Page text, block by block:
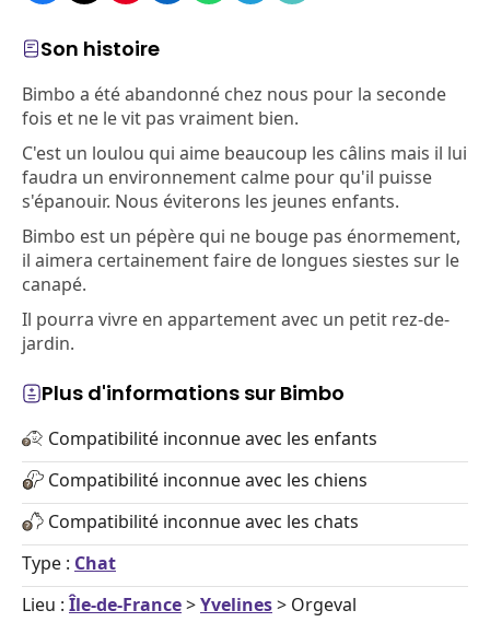
Son histoire
Bimbo a été abandonné chez nous pour la seconde
fois et ne le vit pas vraiment bien.
C'est un loulou qui aime beaucoup les câlins mais il lui
faudra un environnement calme pour qu'il puisse
s'épanouir. Nous éviterons les jeunes enfants.
Bimbo est un pépère qui ne bouge pas énormement,
il aimera certainement faire de longues siestes sur le
canapé.
Il pourra vivre en appartement avec un petit rez-de-
jardin.
Plus d'informations sur Bimbo
Compatibilité inconnue avec les enfants
Compatibilité inconnue avec les chiens
Compatibilité inconnue avec les chats
Type : Chat
Lieu : Île-de-France>Yvelines> Orgeval